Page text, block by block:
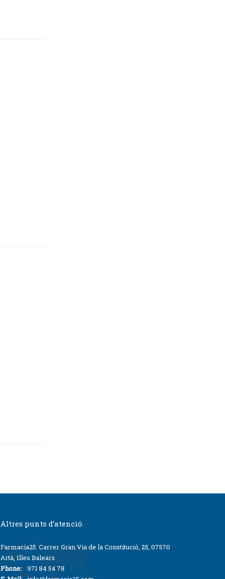
Altres punts d’atenció
Farmacia25. Carrer Gran Via de la Constitució, 25, 07570
Artà, Illes Balears
Phone:
971 84 54 78